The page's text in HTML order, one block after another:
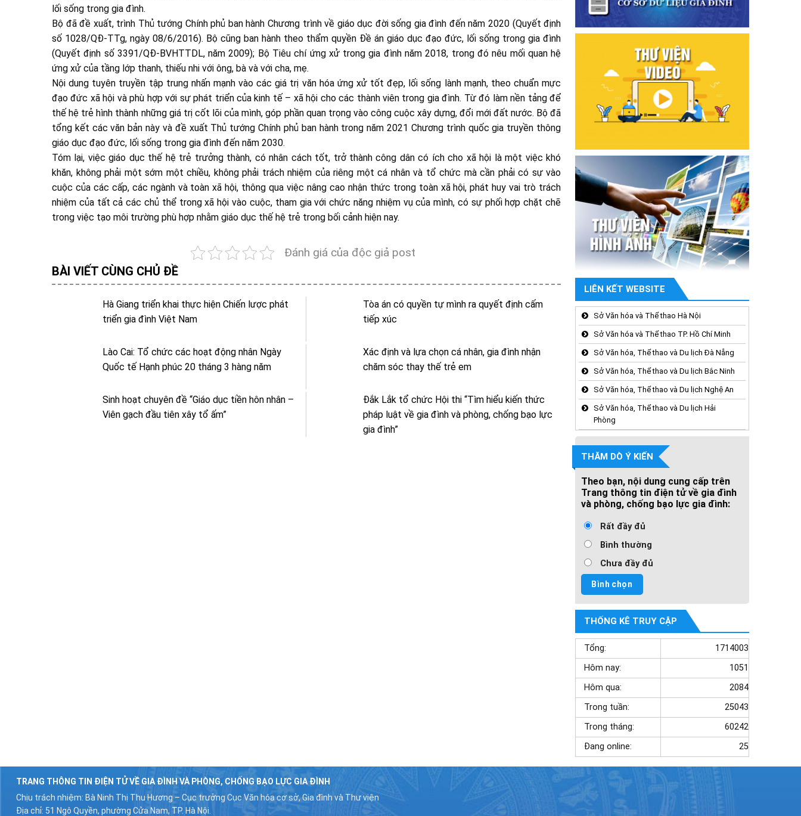
lối sống trong gia đình.
Bộ đã đề xuất, trình Thủ tướng Chính phủ ban hành Chương trình về giáo dục đời sống gia đình đến năm 2020 (Quyết định
số 1028/QĐ-TTg, ngày 08/6/2016). Bộ cũng ban hành theo thẩm quyền Đề án giáo dục đạo đức, lối sống trong gia đình
(Quyết định số 3391/QĐ-BVHTTDL, năm 2009); Bộ Tiêu chí ứng xử trong gia đình năm 2018, trong đó nêu mối quan hệ
ứng xử của tầng lớp thanh, thiếu nhi với ông, bà và với cha, mẹ.
Nội dung tuyên truyền tập trung nhấn mạnh vào các giá trị văn hóa ứng xử tốt đẹp, lối sống lành mạnh, theo chuẩn mực
đạo đức xã hội và phù hợp với sự phát triển của kinh tế – xã hội cho các thành viên trong gia đình. Từ đó làm nền tảng để
thế hệ trẻ hình thành những giá trị cốt lõi của mình, góp phần quan trọng vào công cuộc xây dựng, đổi mới đất nước. Bộ đã
tổng kết các văn bản này và đề xuất Thủ tướng Chính phủ ban hành trong năm 2021 Chương trình quốc gia truyền thông
giáo dục đạo đức, lối sống trong gia đình đến năm 2030.
Tóm lại, việc giáo dục thế hệ trẻ trưởng thành, có nhân cách tốt, trở thành công dân có ích cho xã hội là một việc khó
khăn, không phải một sớm một chiều, không phải trách nhiệm của riêng một cá nhân và tổ chức mà cần phải có sự vào
cuộc của các cấp, các ngành và toàn xã hội, thông qua việc nâng cao nhận thức trong toàn xã hội, phát huy vai trò trách
nhiệm của tất cả các chủ thể trong xã hội vào cuộc, tham gia với chức năng nhiệm vụ của mình, có sự phối hợp chặt chẽ
trong việc tạo môi trường phù hợp nhằm giáo dục thế hệ trẻ trong bối cảnh hiện nay.
Đánh giá của độc giả post
BÀI VIẾT CÙNG CHỦ ĐỀ
Hà Giang triển khai thực hiện Chiến lược phát
triển gia đình Việt Nam
Tòa án có quyền tự mình ra quyết định cấm
tiếp xúc
Lào Cai: Tổ chức các hoạt động nhân Ngày
Quốc tế Hạnh phúc 20 tháng 3 hàng năm
Xác định và lựa chọn cá nhân, gia đình nhận
chăm sóc thay thế trẻ em
Sinh hoạt chuyên đề “Giáo dục tiền hôn nhân –
Viên gạch đầu tiên xây tổ ấm”
Đắk Lắk tổ chức Hội thi “Tìm hiểu kiến thức
pháp luật về gia đình và phòng, chống bạo lực
gia đình”
LIÊN KẾT WEBSITE
Sở Văn hóa và Thể thao Hà Nội
Sở Văn hóa và Thể thao TP. Hồ Chí Minh
Sở Văn hóa, Thể thao và Du lịch Đà Nẵng
Sở Văn hóa, Thể thao và Du lịch Bắc Ninh
Sở Văn hóa, Thể thao và Du lịch Nghệ An
Sở Văn hóa, Thể thao và Du lịch Hải
Phòng
THĂM DÒ Ý KIẾN
Theo bạn, nội dung cung cấp trên
Trang thông tin điện tử về gia đình
và phòng, chống bạo lực gia đình:
Rất đầy đủ
Bình thường
Chưa đầy đủ
THỐNG KÊ TRUY CẬP
Tổng:
1714003
Hôm nay:
1051
Hôm qua:
2084
Trong tuần:
25043
Trong tháng:
60242
Đang online:
25
TRANG THÔNG TIN ĐIỆN TỬ VỀ GIA ĐÌNH VÀ PHÒNG, CHỐNG BẠO LỰC GIA ĐÌNH
Chịu trách nhiệm: Bà Ninh Thị Thu Hương – Cục trưởng Cục Văn hóa cơ sở, Gia đình và Thư viện
Địa chỉ: 51 Ngô Quyền, phường Cửa Nam, TP. Hà Nội.